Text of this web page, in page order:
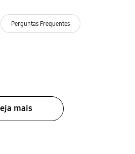
Perguntas Frequentes
mais